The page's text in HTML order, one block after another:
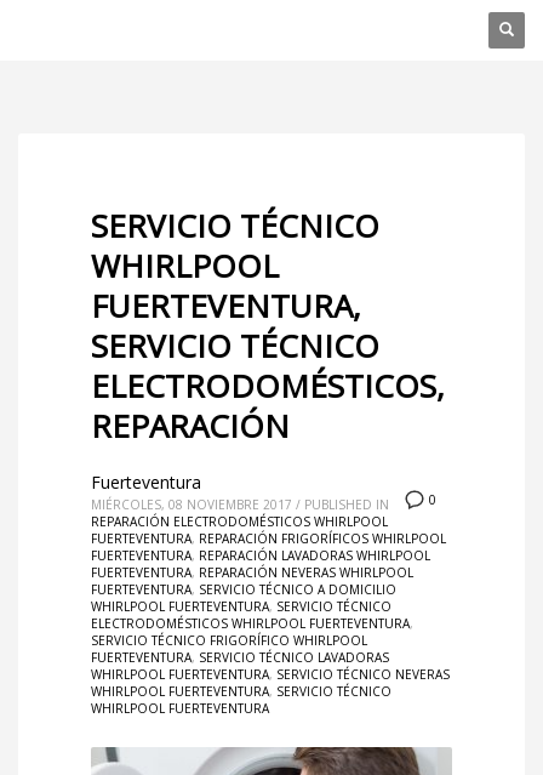
SERVICIO TÉCNICO
WHIRLPOOL
FUERTEVENTURA,
SERVICIO TÉCNICO
ELECTRODOMÉSTICOS,
REPARACIÓN
0
Fuerteventura
MIÉRCOLES, 08 NOVIEMBRE 2017 / PUBLISHED IN
REPARACIÓN ELECTRODOMÉSTICOS WHIRLPOOL
FUERTEVENTURA, REPARACIÓN FRIGORÍFICOS WHIRLPOOL
FUERTEVENTURA, REPARACIÓN LAVADORAS WHIRLPOOL
FUERTEVENTURA, REPARACIÓN NEVERAS WHIRLPOOL
FUERTEVENTURA, SERVICIO TÉCNICO A DOMICILIO
WHIRLPOOL FUERTEVENTURA, SERVICIO TÉCNICO
ELECTRODOMÉSTICOS WHIRLPOOL FUERTEVENTURA,
SERVICIO TÉCNICO FRIGORÍFICO WHIRLPOOL
FUERTEVENTURA, SERVICIO TÉCNICO LAVADORAS
WHIRLPOOL FUERTEVENTURA, SERVICIO TÉCNICO NEVERAS
WHIRLPOOL FUERTEVENTURA, SERVICIO TÉCNICO
WHIRLPOOL FUERTEVENTURA